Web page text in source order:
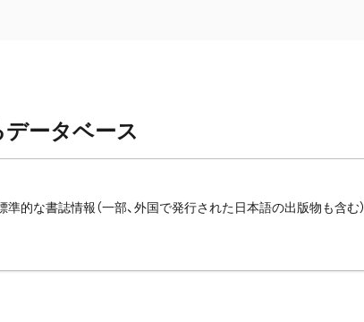
ータベース
的な書誌情報（一部、外国で発行された日本語の出版物も含む）